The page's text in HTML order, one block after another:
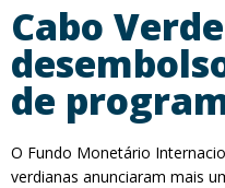
Cabo
de
O Fundo Monetário
verdianas anunciaram mais